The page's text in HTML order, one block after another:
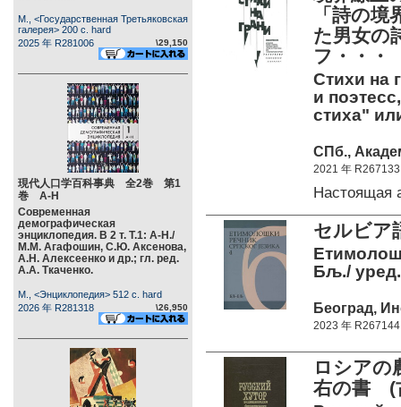
М., <Государственная Третьяковская
галерея> 200 c. hard
2025 年 R281006
\29,150
現代人口学百科事典 全2巻 第1
巻 А-Н
Современная
демографическая
энциклопедия. В 2 т. Т.1: А-Н./
М.М. Агафошин, С.Ю. Аксенова,
А.Н. Алексеенко и др.; гл. ред.
А.А. Ткаченко.
М., <Энциклопедия> 512 c. hard
2026 年 R281318
\26,950
「詩の
た男女の
フ・・・
Стихи на
и
стиха"
СПб.,
2021 年 R267133
Настоящая
セルビア
Бљ./
Београд,
2023 年 R267144
ロシア
右の書 (